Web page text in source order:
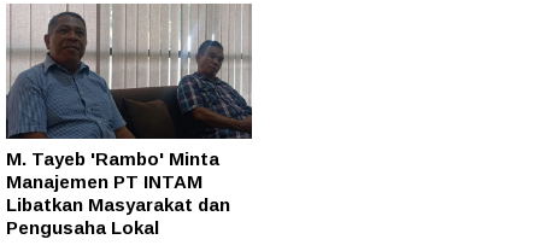
M. Tayeb 'Rambo' Minta
Manajemen PT INTAM
Libatkan Masyarakat dan
Pengusaha Lokal